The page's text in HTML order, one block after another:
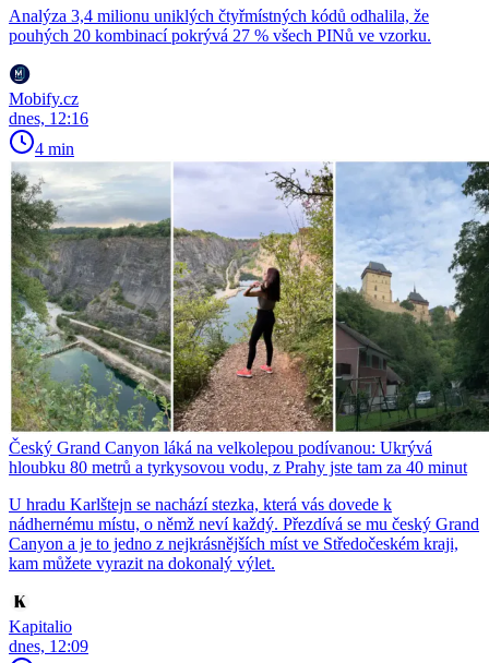
Analýza 3,4 milionu uniklých čtyřmístných kódů odhalila, že
pouhých 20 kombinací pokrývá 27 % všech PINů ve vzorku.
Mobify.cz
dnes, 12:16
4 min
Český Grand Canyon láká na velkolepou podívanou: Ukrývá
hloubku 80 metrů a tyrkysovou vodu, z Prahy jste tam za 40 minut
U hradu Karlštejn se nachází stezka, která vás dovede k
nádhernému místu, o němž neví každý. Přezdívá se mu český Grand
Canyon a je to jedno z nejkrásnějších míst ve Středočeském kraji,
kam můžete vyrazit na dokonalý výlet.
Kapitalio
dnes, 12:09